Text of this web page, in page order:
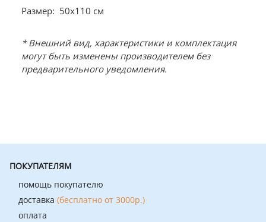
Размер: 50х110 см
* Внешний вид, характеристики и комплектация
могут быть изменены производителем без
предварительного уведомления.
ПОКУПАТЕЛЯМ
помощь покупателю
доставка (бесплатно от 3000р.)
оплата